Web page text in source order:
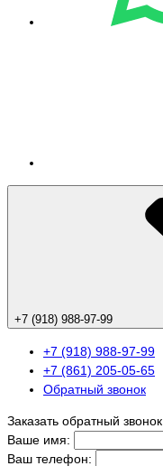
+7 (918) 988-97-99
+7 (918) 988-97-99
+7 (861) 205-05-65
Обратный звонок
Заказать обратный звонок
Ваше имя:
Ваш телефон: